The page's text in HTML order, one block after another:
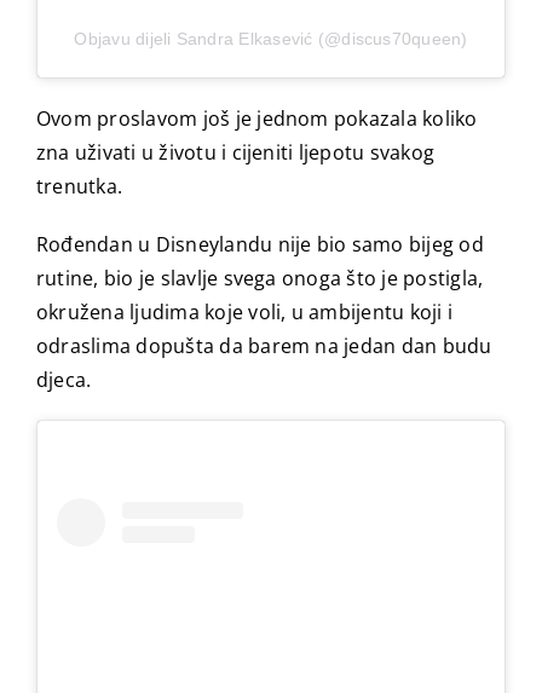
Objavu dijeli Sandra Elkasević (@discus70queen)
Ovom proslavom još je jednom pokazala koliko
zna uživati u životu i cijeniti ljepotu svakog
trenutka.
Rođendan u Disneylandu nije bio samo bijeg od
rutine, bio je slavlje svega onoga što je postigla,
okružena ljudima koje voli, u ambijentu koji i
odraslima dopušta da barem na jedan dan budu
djeca.